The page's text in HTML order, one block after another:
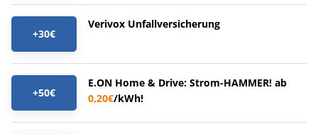
+30€
Verivox Unfallversicherung
+50€
E.ON Home & Drive: Strom-HAMMER! ab
0,20€/kWh!